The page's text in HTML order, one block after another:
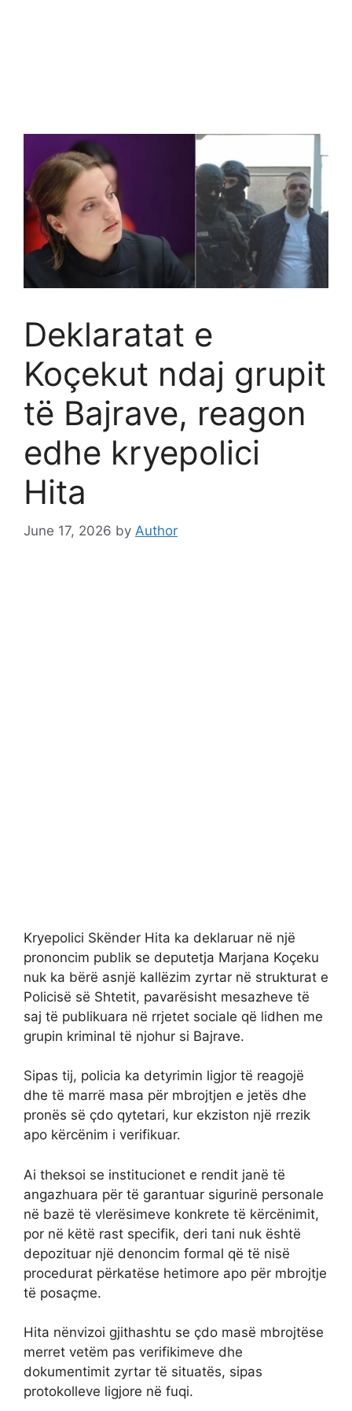
Deklaratat e
Koçekut ndaj grupit
të Bajrave, reagon
edhe kryepolici
Hita
June 17, 2026 by Author
Kryepolici Skënder Hita ka deklaruar në një
prononcim publik se deputetja Marjana Koçeku
nuk ka bërë asnjë kallëzim zyrtar në strukturat e
Policisë së Shtetit, pavarësisht mesazheve të
saj të publikuara në rrjetet sociale që lidhen me
grupin kriminal të njohur si Bajrave.
Sipas tij, policia ka detyrimin ligjor të reagojë
dhe të marrë masa për mbrojtjen e jetës dhe
pronës së çdo qytetari, kur ekziston një rrezik
apo kërcënim i verifikuar.
Ai theksoi se institucionet e rendit janë të
angazhuara për të garantuar sigurinë personale
në bazë të vlerësimeve konkrete të kërcënimit,
por në këtë rast specifik, deri tani nuk është
depozituar një denoncim formal që të nisë
procedurat përkatëse hetimore apo për mbrojtje
të posaçme.
Hita nënvizoi gjithashtu se çdo masë mbrojtëse
merret vetëm pas verifikimeve dhe
dokumentimit zyrtar të situatës, sipas
protokolleve ligjore në fuqi.